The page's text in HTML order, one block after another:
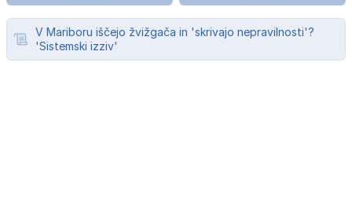
V Mariboru iščejo žvižgača in 'skrivajo nepravilnosti'?
'Sistemski izziv'